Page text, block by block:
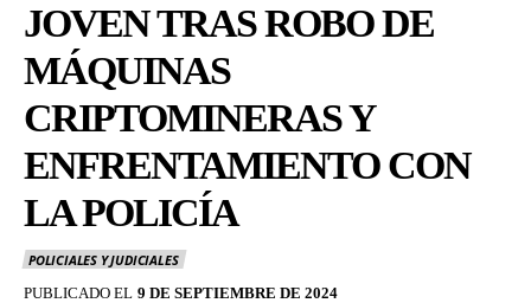
JOVEN TRAS ROBO DE
MÁQUINAS
CRIPTOMINERAS Y
ENFRENTAMIENTO CON
LA POLICÍA
POLICIALES Y JUDICIALES
PUBLICADO EL 9 DE SEPTIEMBRE DE 2024